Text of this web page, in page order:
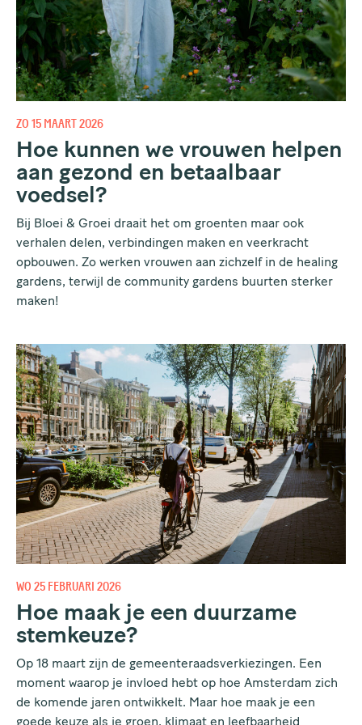
ZO 15 MAART 2026
Hoe kunnen we vrouwen helpen
aan gezond en betaalbaar
voedsel?
Bij Bloei & Groei draait het om groenten maar ook
verhalen delen, verbindingen maken en veerkracht
opbouwen. Zo werken vrouwen aan zichzelf in de healing
gardens, terwijl de community gardens buurten sterker
maken!
WO 25 FEBRUARI 2026
Hoe maak je een duurzame
stemkeuze?
Op 18 maart zijn de gemeenteraadsverkiezingen. Een
moment waarop je invloed hebt op hoe Amsterdam zich
de komende jaren ontwikkelt. Maar hoe maak je een
Houd me up to date!